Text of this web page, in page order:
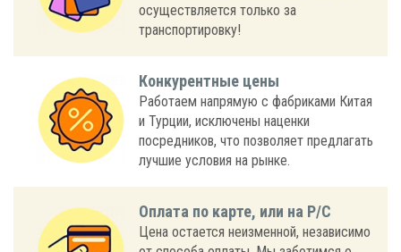
осуществляется только за
транспортировку!
Конкурентные цены
Работаем напрямую с фабриками Китая
и Турции, исключены наценки
посредников, что позволяет предлагать
лучшие условия на рынке.
Оплата по карте, или на Р/С
Цена остается неизменной, независимо